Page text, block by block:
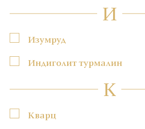
И
Изумруд
Индиголит турмалин
К
Кварц